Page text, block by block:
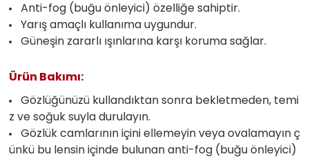
Anti-fog (buğu önleyici) özelliğe sahiptir.
Yarış amaçlı kullanıma uygundur.
Güneşin zararlı ışınlarına karşı koruma sağlar.
Ürün Bakımı:
Gözlüğünüzü kullandıktan sonra bekletmeden, temi
z ve soğuk suyla durulayın.
Gözlük camlarının içini ellemeyin veya ovalamayın ç
ünkü bu lensin içinde bulunan anti-fog (buğu önleyici)